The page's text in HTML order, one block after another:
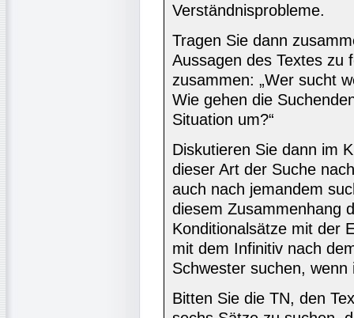
Verständnisprobleme.
Tragen Sie dann
Aussagen des Textes zu
zusammen: „Wer sucht
Wie gehen die
Situation um?“
Diskutieren Sie dann im
dieser Art der Suche
auch nach jemandem
diesem Zusammenhang
Konditionalsätze mit der
mit dem Infinitiv nach
Schwester suchen, wenn
Bitten Sie die TN, den